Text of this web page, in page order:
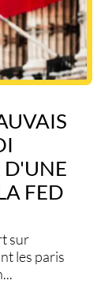
D'UNE
FED
sur
les paris